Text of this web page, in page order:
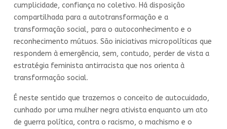
cumplicidade, confiança no coletivo. Há disposição
compartilhada para a autotransformação e a
transformação social, para o autoconhecimento e o
reconhecimento mútuos. São iniciativas micropolíticas que
respondem à emergência, sem, contudo, perder de vista a
estratégia feminista antirracista que nos orienta à
transformação social.
É neste sentido que trazemos o conceito de autocuidado,
cunhado por uma mulher negra ativista enquanto um ato
de guerra política, contra o racismo, o machismo e o